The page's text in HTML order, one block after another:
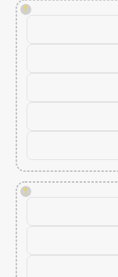
!
!